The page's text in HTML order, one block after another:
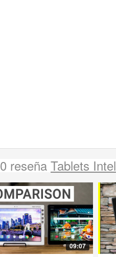
0 reseña Tablets Intel
09:07